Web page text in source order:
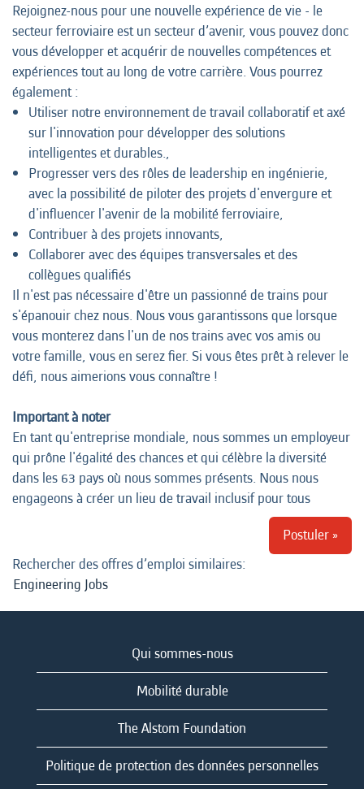
Rejoignez-nous pour une nouvelle expérience de vie - le
secteur ferroviaire est un secteur d’avenir, vous pouvez donc
vous développer et acquérir de nouvelles compétences et
expériences tout au long de votre carrière. Vous pourrez
également :
Utiliser notre environnement de travail collaboratif et axé
sur l'innovation pour développer des solutions
intelligentes et durables.,
Progresser vers des rôles de leadership en ingénierie,
avec la possibilité de piloter des projets d'envergure et
d'influencer l'avenir de la mobilité ferroviaire,
Contribuer à des projets innovants,
Collaborer avec des équipes transversales et des
collègues qualifiés
Il n'est pas nécessaire d'être un passionné de trains pour
s'épanouir chez nous. Nous vous garantissons que lorsque
vous monterez dans l'un de nos trains avec vos amis ou
votre famille, vous en serez fier. Si vous êtes prêt à relever le
défi, nous aimerions vous connaître !
Important à noter
En tant qu'entreprise mondiale, nous sommes un employeur
qui prône l'égalité des chances et qui célèbre la diversité
dans les 63 pays où nous sommes présents. Nous nous
engageons à créer un lieu de travail inclusif pour tous
Postuler »
Rechercher des offres d’emploi similaires:
Engineering Jobs
Qui sommes-nous
Mobilité durable
The Alstom Foundation
Politique de protection des données personnelles